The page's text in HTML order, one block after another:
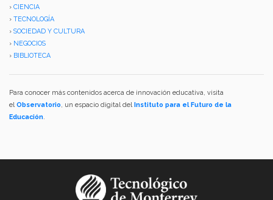
› CIENCIA
› TECNOLOGÍA
› SOCIEDAD Y CULTURA
› NEGOCIOS
› BIBLIOTECA
Para conocer más contenidos acerca de innovación educativa, visita
elObservatorio, un espacio digital del Instituto para el Futuro de la
Educación.